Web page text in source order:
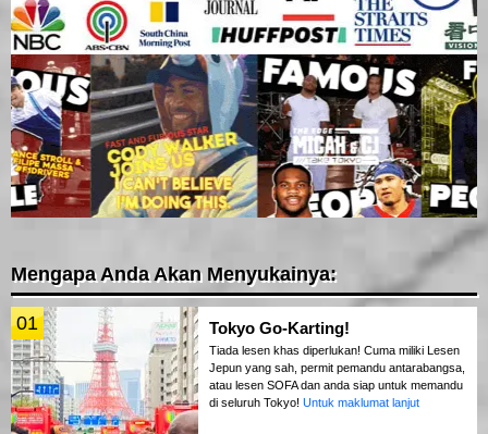
Mengapa Anda Akan Menyukainya:
01 Tokyo Go-Karting!
Tiada lesen khas diperlukan! Cuma miliki Lesen
Jepun yang sah, permit pemandu antarabangsa,
atau lesen SOFA dan anda siap untuk memandu
di seluruh Tokyo! Untuk maklumat lanjut